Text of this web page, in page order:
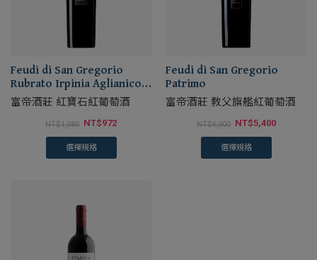
Feudi di San Gregorio
Rubrato Irpinia Aglianico
DOC
富帝酒莊 紅寶石紅葡萄酒
NT$1,080 NT$972
選擇規格
Feudi di San Gregorio
Patrimo
富帝酒莊 教父旗艦紅葡萄酒
NT$6,000 NT$5,400
選擇規格